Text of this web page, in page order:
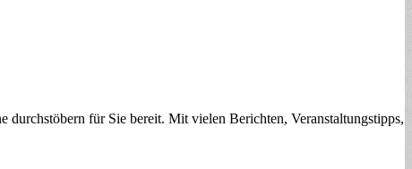
für Sie bereit. Mit vielen Berichten, Veranstaltungstipps,